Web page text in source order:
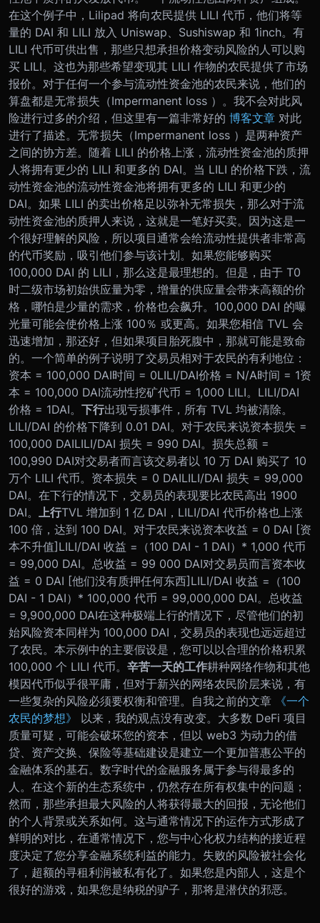
在这个例子中，Lilipad 将向农民提供 LILI 代币，他们将等
量的 DAI 和 LILI 放入 Uniswap、Sushiswap 和 1inch。有
LILI 代币可供出售，那些只想承担价格变动风险的人可以购
买 LILI。这也为那些希望变现其 LILI 作物的农民提供了市场
报价。 对于任何一个参与流动性资金池的农民来说，他们的
算盘都是无常损失（Impermanent loss ）。我不会对此风
险进行过多的介绍，但这里有一篇非常好的 博客文章 对此
进行了描述。无常损失（Impermanent loss ）是两种资产
之间的协方差。随着 LILI 的价格上涨，流动性资金池的质押
人将拥有更少的 LILI 和更多的 DAI。当 LILI 的价格下跌，流
动性资金池的流动性资金池将拥有更多的 LILI 和更少的
DAI。如果 LILI 的卖出价格足以弥补无常损失，那么对于流
动性资金池的质押人来说，这就是一笔好买卖。因为这是一
个很好理解的风险，所以项目通常会给流动性提供者非常高
的代币奖励，吸引他们参与该计划。 如果您能够购买
100,000 DAI 的 LILI，那么这是最理想的。但是，由于 T0
时二级市场初始供应量为零，增量的供应量会带来高额的价
格，哪怕是少量的需求，价格也会飙升。100,000 DAI 的曝
光量可能会使价格上涨 100％ 或更高。如果您相信 TVL 会
迅速增加，那还好，但如果项目胎死腹中，那就可能是致命
的。 一个简单的例子说明了交易员相对于农民的有利地位：
资本 = 100,000 DAI时间 = 0LILI/DAI价格 = N/A时间 = 1资
本 = 100,000 DAI流动性挖矿代币 = 1,000 LILI。 LILI/DAI
价格 = 1DAI。 下行出现亏损事件，所有 TVL 均被清除。
LILI/DAI 的价格下降到 0.01 DAI。 对于农民来说资本损失 =
100,000 DAILILI/DAI 损失 = 990 DAI。 损失总额 =
100,990 DAI对交易者而言该交易者以 10 万 DAI 购买了 10
万个 LILI 代币。 资本损失 = 0 DAILILI/DAI 损失 = 99,000
DAI。 在下行的情况下，交易员的表现要比农民高出 1900
DAI。
上行TVL 增加到 1 亿 DAI，LILI/DAI 代币价格也上涨
100 倍，达到 100 DAI。 对于农民来说资本收益 = 0 DAI [资
本不升值]LILI/DAI 收益 =（100 DAI - 1 DAI）* 1,000 代币
= 99,000 DAI。 总收益 = 99 000 DAI对交易员而言资本收
益 = 0 DAI [他们没有质押任何东西]LILI/DAI 收益 =（100
DAI - 1 DAI）* 100,000 代币 = 99,000,000 DAI。 总收益
= 9,900,000 DAI在这种极端上行的情况下，尽管他们的初
始风险资本同样为 100,000 DAI，交易员的表现也远远超过
了农民。本示例中的主要假设是，您可以以合理的价格积累
100,000 个 LILI 代币。 辛苦一天的工作耕种网络作物和其他
模因代币似乎很平庸，但对于新兴的网络农民阶层来说，有
一些复杂的风险必须要权衡和管理。自我之前的文章
《一个
农民的梦想》
以来，我的观点没有改变。大多数 DeFi 项目
质量可疑，可能会破坏您的资本，但以 web3 为动力的借
贷、资产交换、保险等基础建设是建立一个更加普惠公平的
金融体系的基石。数字时代的金融服务属于参与得最多的
人。 在这个新的生态系统中，仍然存在所有权集中的问题；
然而，那些承担最大风险的人将获得最大的回报，无论他们
的个人背景或关系如何。这与通常情况下的运作方式形成了
鲜明的对比，在通常情况下，您与中心化权力结构的接近程
度决定了您分享金融系统利益的能力。失败的风险被社会化
了，超额的寻租利润被私有化了。如果您是内部人，这是个
很好的游戏，如果您是纳税的驴子，那将是潜伏的邪恶。